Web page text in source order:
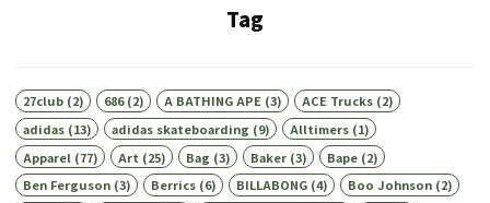
Tag
27club(2) 686(2) A BATHING APE(3) ACE Trucks(2)
adidas(13) adidas skateboarding (9) Alltimers(1)
Apparel (77) Art (25) Bag (3) Baker(3) Bape(2)
Ben Ferguson(3) Berrics(6) BILLABONG(4) Boo Johnson(2)